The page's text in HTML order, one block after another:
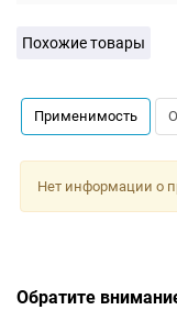
Похожие товары
Применимость
Нет информации о
Обратите